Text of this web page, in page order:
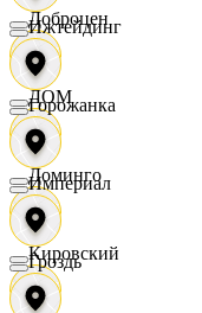
Доброцен
ДОМ
Доминго
Кировский
Ижтейдинг
Горожанка
Империал
Гроздь